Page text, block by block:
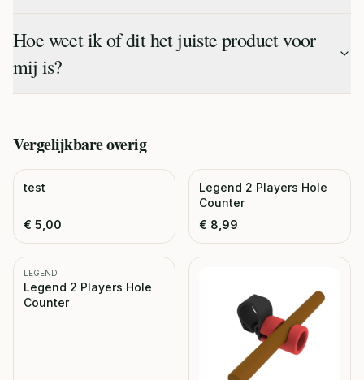
Hoe weet ik of dit het juiste product voor
mij is?
Vergelijkbareoverig
test
€ 5,00
Legend 2 Players Hole
Counter
€ 8,99
LEGEND
Legend 2 Players Hole
Counter